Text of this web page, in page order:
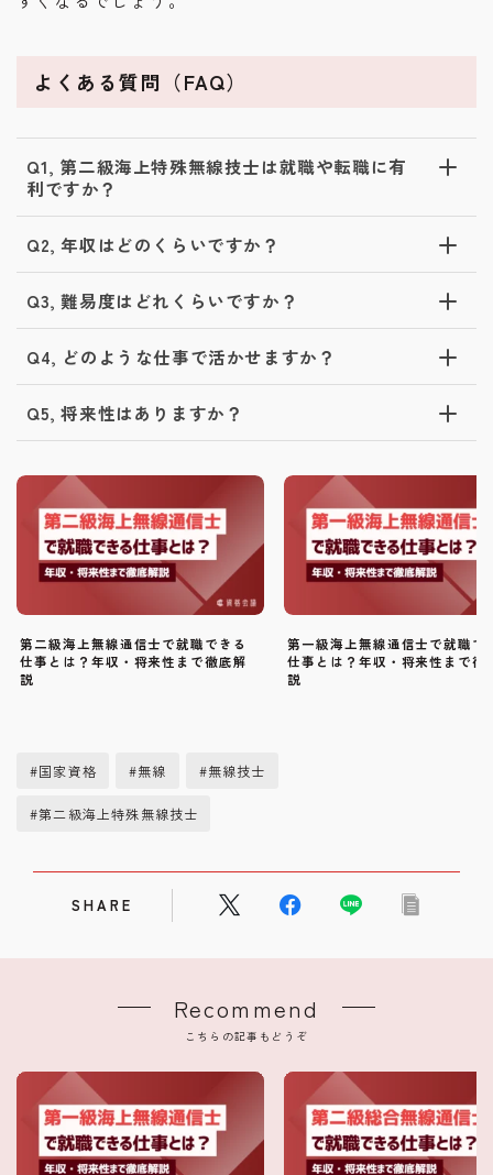
よくある質問（FAQ）
Q1, 第二級海上特殊無線技士は就職や転職に有
利ですか？
Q2, 年収はどのくらいですか？
Q3, 難易度はどれくらいですか？
Q4, どのような仕事で活かせますか？
Q5, 将来性はありますか？
第二級海上無線通信士で就職できる
仕事とは？年収・将来性まで徹底解
説
第一級海上無線通信士で就職で
仕事とは？年収・将来性まで徹
説
#国家資格 #無線 #無線技士
#第二級海上特殊無線技士
SHARE
Recommend
こちらの記事もどうぞ